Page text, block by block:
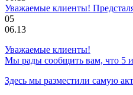
Уважаемые клиенты!
05
06.13
Уважаемые клиенты!
Мы рады сообщить вам, что 5
Здесь мы разместили самую